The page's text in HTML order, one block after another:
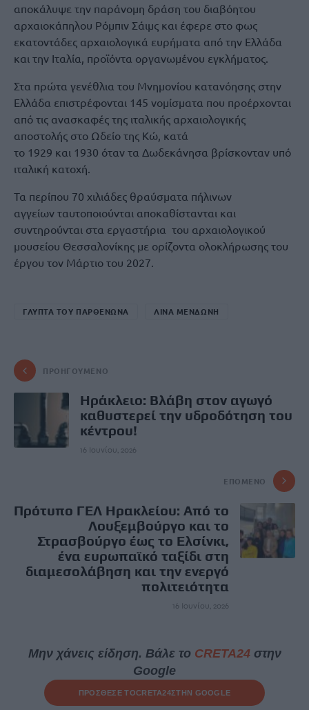
αποκάλυψε την παράνομη δράση του διαβόητου
αρχαιοκάπηλου Ρόμπιν Σάιμς και έφερε στο φως
εκατοντάδες αρχαιολογικά ευρήματα από την Ελλάδα
και την Ιταλία, προϊόντα οργανωμένου εγκλήματος.
Στα πρώτα γενέθλια του Μνημονίου κατανόησης στην
Ελλάδα επιστρέφονται 145 νομίσματα που προέρχονται
από τις ανασκαφές της ιταλικής αρχαιολογικής
αποστολής στο Ωδείο της Κώ, κατά
το 1929 και 1930 όταν τα Δωδεκάνησα βρίσκονταν υπό
ιταλική κατοχή.
Τα περίπου 70 χιλιάδες θραύσματα πήλινων
αγγείων ταυτοποιούνται αποκαθίστανται και
συντηρούνται στα εργαστήρια του αρχαιολογικού
μουσείου Θεσσαλονίκης με ορίζοντα ολοκλήρωσης του
έργου τον Μάρτιο του 2027.
ΓΛΥΠΤΑ ΤΟΥ ΠΑΡΘΕΝΩΝΑ ΛΙΝΑ ΜΕΝΔΩΝΗ
ΠΡΟΗΓΟΎΜΕΝΟ
Ηράκλειο: Βλάβη στον αγωγό
καθυστερεί την υδροδότηση του
κέντρου!
16 Ιουνίου, 2026
ΕΠΌΜΕΝΟ
Πρότυπο ΓΕΛ Ηρακλείου: Από το
Λουξεμβούργο και το
Στρασβούργο έως το Ελσίνκι,
ένα ευρωπαϊκό ταξίδι στη
διαμεσολάβηση και την ενεργό
πολιτειότητα
16 Ιουνίου, 2026
Μην χάνεις είδηση. Βάλε το CRETA24στην
Google
ΠΡΟΣΘΕΣΕ ΤΟCRETA24ΣΤΗΝ GOOGLE